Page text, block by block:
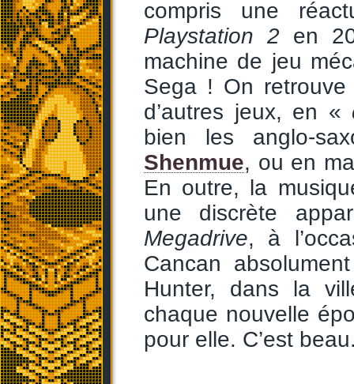
compris une
Playstation 2 en
machine de jeu
Sega ! On
d’autres jeux, en «
bien les anglo-
Shenmue, ou en
En outre, la
une discrète
Megadrive, à
Cancan
Hunter, dans la
chaque nouvelle
pour elle. C’est